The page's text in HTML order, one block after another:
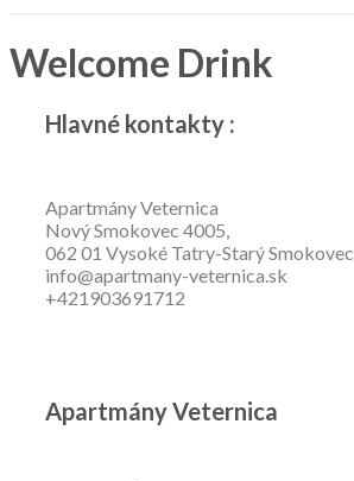
Welcome Drink
Hlavné kontakty :
Apartmány Veternica
Nový Smokovec 4005,
062 01 Vysoké Tatry-Starý Smokovec
info@apartmany-veternica.sk
+421903691712
Apartmány Veternica